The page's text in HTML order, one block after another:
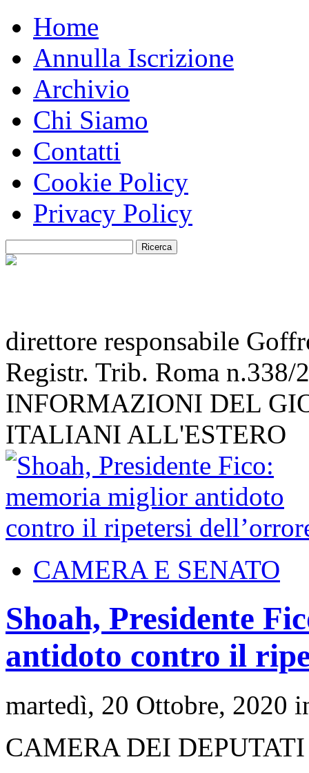
Home
Annulla Iscrizione
Archivio
Chi Siamo
Contatti
Cookie Policy
Privacy Policy
direttore responsabile
Registr. Trib. Roma n.338/
INFORMAZIONI DEL
ITALIANI ALL'ESTERO
CAMERA E SENATO
Shoah, Presidente
antidoto contro il
martedì, 20 Ottobre, 2020
CAMERA DEI DEPUTATI